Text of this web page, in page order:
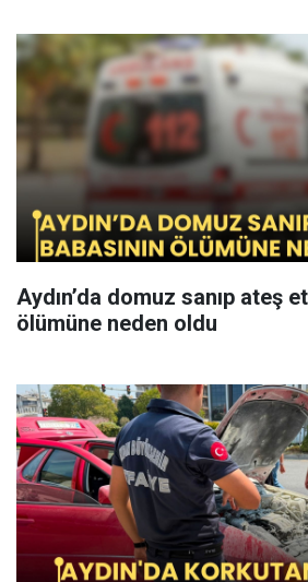
Aydın’da domuz sanıp ateş
ölümüne neden oldu